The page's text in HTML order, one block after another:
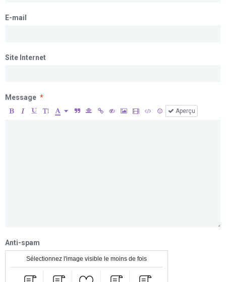
E-mail
Site Internet
Message
Aperçu
Anti-spam
Sélectionnez l'image visible le moins de fois